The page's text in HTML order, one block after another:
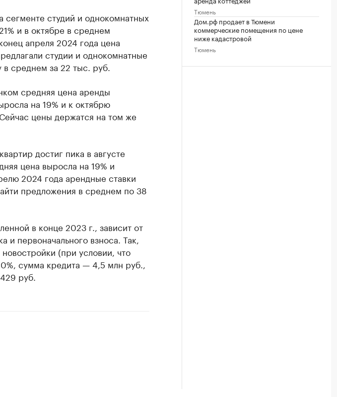
сегменте студий и однокомнатных
и в октябре в среднем
апреля 2024 года цена
студии и однокомнатные
среднем за 22 тыс. руб.
средняя цена аренды
на 19% и к октябрю
цены держатся на том же
достиг пика в августе
цена выросла на 19% и
2024 года арендные ставки
предложения в среднем по 38
в конце 2023 г., зависит от
и первоначального взноса. Так,
(при условии, что
сумма кредита — 4,5 млн руб.,
руб.
Тюмень
Дом.рф продает в Тюмени
коммерческие помещения по цене
ниже кадастровой
Тюмень